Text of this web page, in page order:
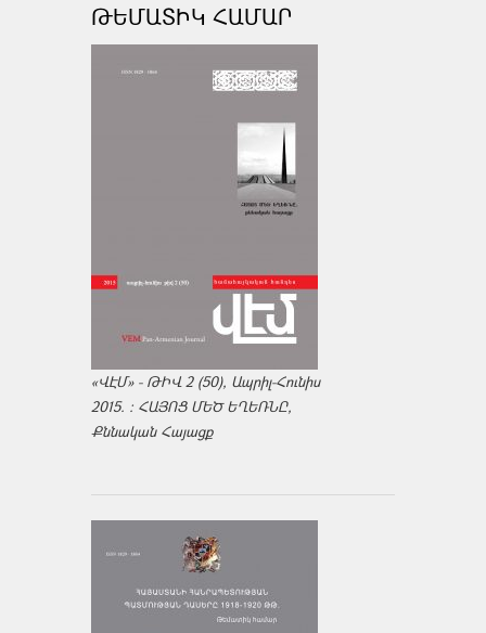
ԹԵՄԱՏԻԿ ՀԱՄԱՐ
«ՎԷՄ» - ԹԻՎ 2 (50), Ապրիլ-Հունիս
2015. : ՀԱՅՈՑ ՄԵԾ ԵՂԵՌՆԸ,
Քննական Հայացք